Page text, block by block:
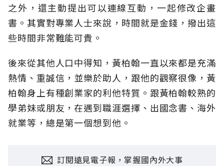
之外，還主動提出可以連線互動，一起修改企畫
書。其實對專業人士來說，時間就是金錢，撥出這
些時間非常難能可貴。
後來從其他人口中得知，黃柏翰一直以來都是充滿
熱情、重誠信，並樂於助人，跟他的觀察很像，黃
柏翰身上有種創業家的利他特質。跟黃柏翰較熟的
學弟妹或朋友，在遇到職涯選擇、出國念書、海外
就業等，總是第一個想到他。
訂閱遠見電子報，掌握國內外大事